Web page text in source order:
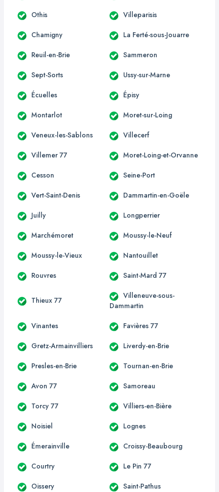
Othis Villeparisis
Chamigny La Ferté-sous-Jouarre
Reuil-en-Brie Sammeron
Sept-Sorts Ussy-sur-Marne
Écuelles Épisy
Montarlot Moret-sur-Loing
Veneux-les-Sablons Villecerf
Villemer 77 Moret-Loing-et-Orvanne
Cesson Seine-Port
Vert-Saint-Denis Dammartin-en-Goële
Juilly Longperrier
Marchémoret Moussy-le-Neuf
Moussy-le-Vieux Nantouillet
Rouvres Saint-Mard 77
Thieux 77
Villeneuve-sous-
Dammartin
Vinantes Favières 77
Gretz-Armainvilliers Liverdy-en-Brie
Presles-en-Brie Tournan-en-Brie
Avon 77 Samoreau
Torcy 77 Villiers-en-Bière
Noisiel Lognes
Émerainville Croissy-Beaubourg
Courtry Le Pin 77
Oissery Saint-Pathus